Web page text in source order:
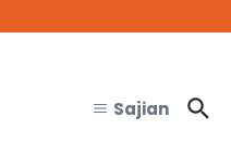
Sajian